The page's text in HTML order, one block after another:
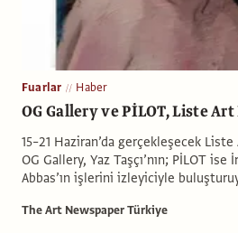
Fuarlar Haber
OG Gallery ve PİLOT, Liste Art
15–21 Haziran’da gerçekleşecek
OG Gallery, Yaz Taşçı’nın; PİLOT ise
Abbas’ın işlerini izleyiciyle
The Art Newspaper Türkiye